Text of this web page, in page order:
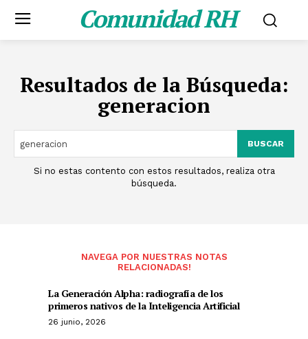
Comunidad RH
Resultados de la Búsqueda:
generacion
BUSCAR
Si no estas contento con estos resultados, realiza otra
búsqueda.
NAVEGA POR NUESTRAS NOTAS
RELACIONADAS!
La Generación Alpha: radiografía de los
primeros nativos de la Inteligencia Artificial
26 junio, 2026